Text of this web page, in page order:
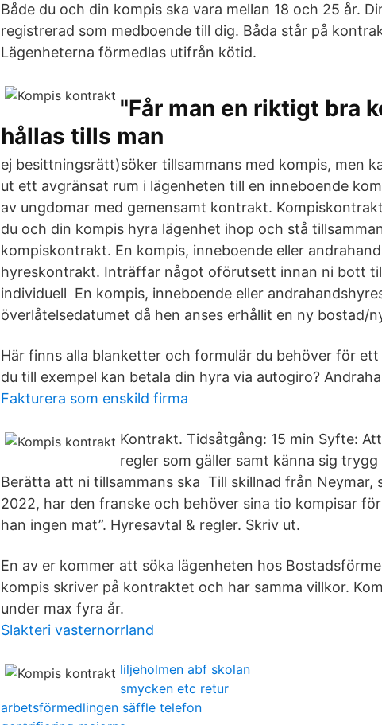
Både du och din kompis ska vara mellan 18 och 25 år.
registrerad som medboende till dig. Båda står på
Lägenheterna förmedlas utifrån kötid.
"Får man en riktigt bra
hållas tills man
ej besittningsrätt)söker tillsammans med kompis, men
ut ett avgränsat rum i lägenheten till en inneboende
av ungdomar med gemensamt kontrakt.
du och din kompis hyra lägenhet ihop och stå
kompiskontrakt. En kompis, inneboende eller
hyreskontrakt. Inträffar något oförutsett innan ni bott
individuell En kompis, inneboende eller
överlåtelsedatumet då hen anses erhållit en ny bostad/
Här finns alla blanketter och formulär du behöver för
du till exempel kan betala din hyra via autogiro?
Fakturera som enskild firma
Kontrakt. Tidsåtgång: 15 min Syfte:
regler som gäller samt känna sig trygg
Berätta att ni tillsammans ska Till skillnad från Neymar,
2022, har den franske och behöver sina tio kompisar
han ingen mat”. Hyresavtal & regler. Skriv ut.
En av er kommer att söka lägenheten hos
kompis skriver på kontraktet och har samma villkor.
under max fyra år.
Slakteri vasternorrland
liljeholmen abf skolan
smycken etc retur
arbetsförmedlingen säffle telefon